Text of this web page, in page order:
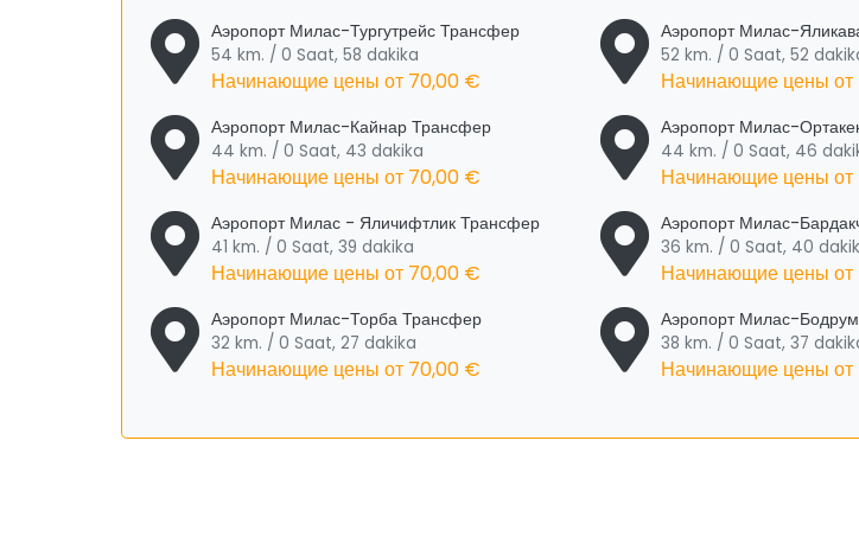
Аэропорт Милас-Тургутрейс Трансфер
54 km. / 0 Saat, 58 dakika
Начинающие цены от 70,00 €
Аэропорт Милас-
52 km. / 0 Saat, 52
Начинающие цены от
Аэропорт Милас-Кайнар Трансфер
44 km. / 0 Saat, 43 dakika
Начинающие цены от 70,00 €
Аэропорт Милас-
44 km. / 0 Saat, 46
Начинающие цены от
Аэропорт Милас - Яличифтлик Трансфер
41 km. / 0 Saat, 39 dakika
Начинающие цены от 70,00 €
Аэропорт Милас-
36 km. / 0 Saat, 40
Начинающие цены от
Аэропорт Милас-Торба Трансфер
32 km. / 0 Saat, 27 dakika
Начинающие цены от 70,00 €
Аэропорт Милас-
38 km. / 0 Saat, 37
Начинающие цены от